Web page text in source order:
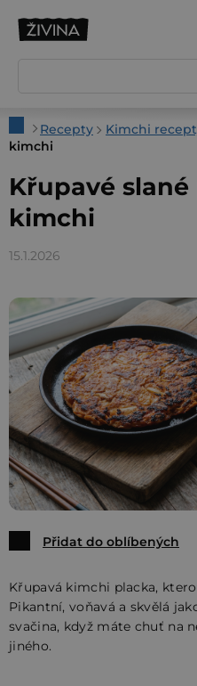
DomůRecepty Kimchi
kimchi
Křupavé
kimchi
15.1.2026
Přidat do oblíbených
Křupavá kimchi placka,
Pikantní, voňavá a skvělá
svačina, když máte chuť na
jiného.